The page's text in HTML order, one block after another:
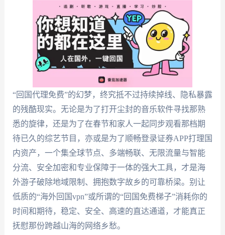
“回国代理免费”的幻梦，终究抵不过持续掉线、隐私暴露
的残酷现实。无论是为了打开尘封的音乐软件寻找那熟
悉的旋律，还是为了在春节和家人一起同步观看那档期
待已久的综艺节目，亦或是为了顺畅登录证券APP打理国
内资产，一个集全球节点、多端畅联、无限流量与智能
分流、安全加密和专业保障于一体的强大工具，才是海
外游子破除地域限制、拥抱数字故乡的可靠桥梁。别让
低质的“海外回国vpn”或所谓的“回国免费梯子”消耗你的
时间和期待，稳定、安全、高速的直达通道，才能真正
抚慰那份跨越山海的网络乡愁。